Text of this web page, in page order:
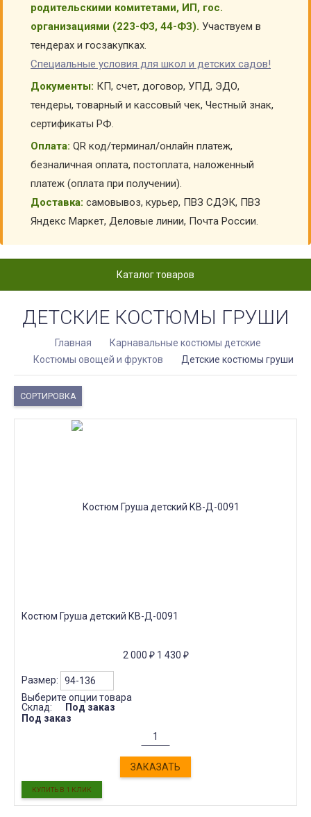
родительскими комитетами, ИП, гос.
организациями (223-ФЗ, 44-ФЗ). Участвуем в
тендерах и госзакупках.
Специальные условия для школ и детских садов!
Документы: КП, счет, договор, УПД, ЭДО,
тендеры, товарный и кассовый чек, Честный знак,
сертификаты РФ.
Оплата: QR код/терминал/онлайн платеж,
безналичная оплата, постоплата, наложенный
платеж (оплата при получении).
Доставка: самовывоз, курьер, ПВЗ СДЭК, ПВЗ
Яндекс Маркет, Деловые линии, Почта России.
Каталог товаров
ДЕТСКИЕ КОСТЮМЫ ГРУШИ
Главная
Карнавальные костюмы детские
Костюмы овощей и фруктов
Детские костюмы груши
СОРТИРОВКА
Костюм Груша детский КВ-Д-0091
2 000 ₽ 1 430 ₽
Размер:
Выберите опции товара
Склад:
Под заказ
Под заказ
ЗАКАЗАТЬ